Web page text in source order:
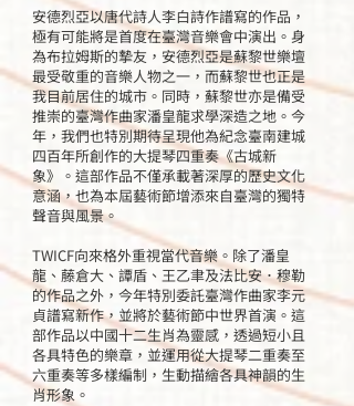
安德烈亞以唐代詩人李白詩作譜寫的作品，
極有可能將是首度在臺灣音樂會中演出。身
為布拉姆斯的摯友，安德烈亞是蘇黎世樂壇
最受敬重的音樂人物之一，而蘇黎世也正是
我目前居住的城市。同時，蘇黎世亦是備受
推崇的臺灣作曲家潘皇龍求學深造之地。今
年，我們也特別期待呈現他為紀念臺南建城
四百年所創作的大提琴四重奏《古城新
象》。這部作品不僅承載著深厚的歷史文化
意涵，也為本屆藝術節增添來自臺灣的獨特
聲音與風景。
TWICF向來格外重視當代音樂。除了潘皇
龍、藤倉大、譚盾、王乙聿及法比安．穆勒
的作品之外，今年特別委託臺灣作曲家李元
貞譜寫新作，並將於藝術節中世界首演。這
部作品以中國十二生肖為靈感，透過短小且
各具特色的樂章，並運用從大提琴二重奏至
六重奏等多樣編制，生動描繪各具神韻的生
肖形象。